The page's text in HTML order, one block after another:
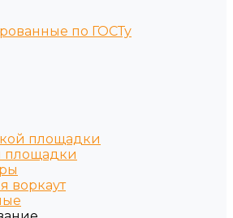
по ГОСТу
площадки
площадки
воркаут